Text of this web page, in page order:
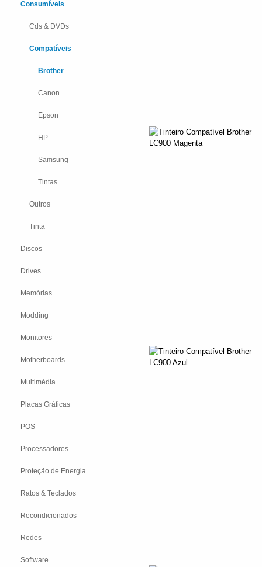
Consumíveis
Cds & DVDs
Compatíveis
Brother
Canon
Epson
HP
Samsung
Tintas
Outros
Tinta
Discos
Drives
Memórias
Modding
Monitores
Motherboards
Multimédia
Placas Gráficas
POS
Processadores
Proteção de Energia
Ratos & Teclados
Recondicionados
Redes
Software